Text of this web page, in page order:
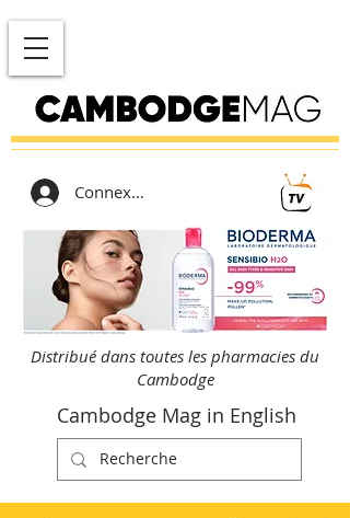
Connexion
Distribué dans toutes les pharmacies du
Cambodge
Cambodge Mag in English